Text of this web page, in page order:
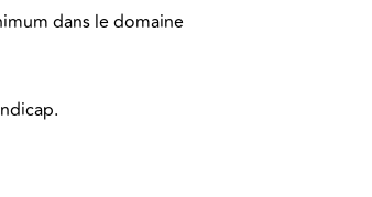
dans le domaine